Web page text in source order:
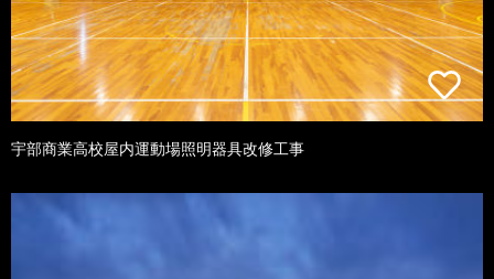
宇部商業高校屋内運動場照明器具改修工事